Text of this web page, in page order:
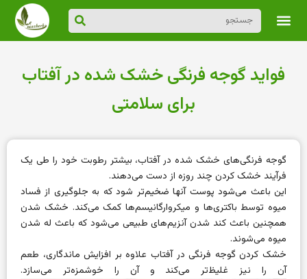
فواید گوجه فرنگی خشک شده در آفتاب
برای سلامتی
گوجه فرنگی‌های خشک شده در آفتاب، بیشتر رطوبت خود را طی یک
فرآیند خشک کردن چند روزه از دست می‌دهند.
این باعث می‌شود پوست آنها ضخیم‌تر شود که به جلوگیری از فساد
میوه توسط باکتری‌ها و میکروارگانیسم‌ها کمک می‌کند. خشک شدن
همچنین باعث کند شدن آنزیم‌های طبیعی می‌شود که باعث له شدن
میوه می‌شوند.
خشک کردن گوجه فرنگی در آفتاب علاوه بر افزایش ماندگاری، طعم
آن را نیز غلیظ‌تر می‌کند و آن را خوشمزه‌تر می‌سازد.